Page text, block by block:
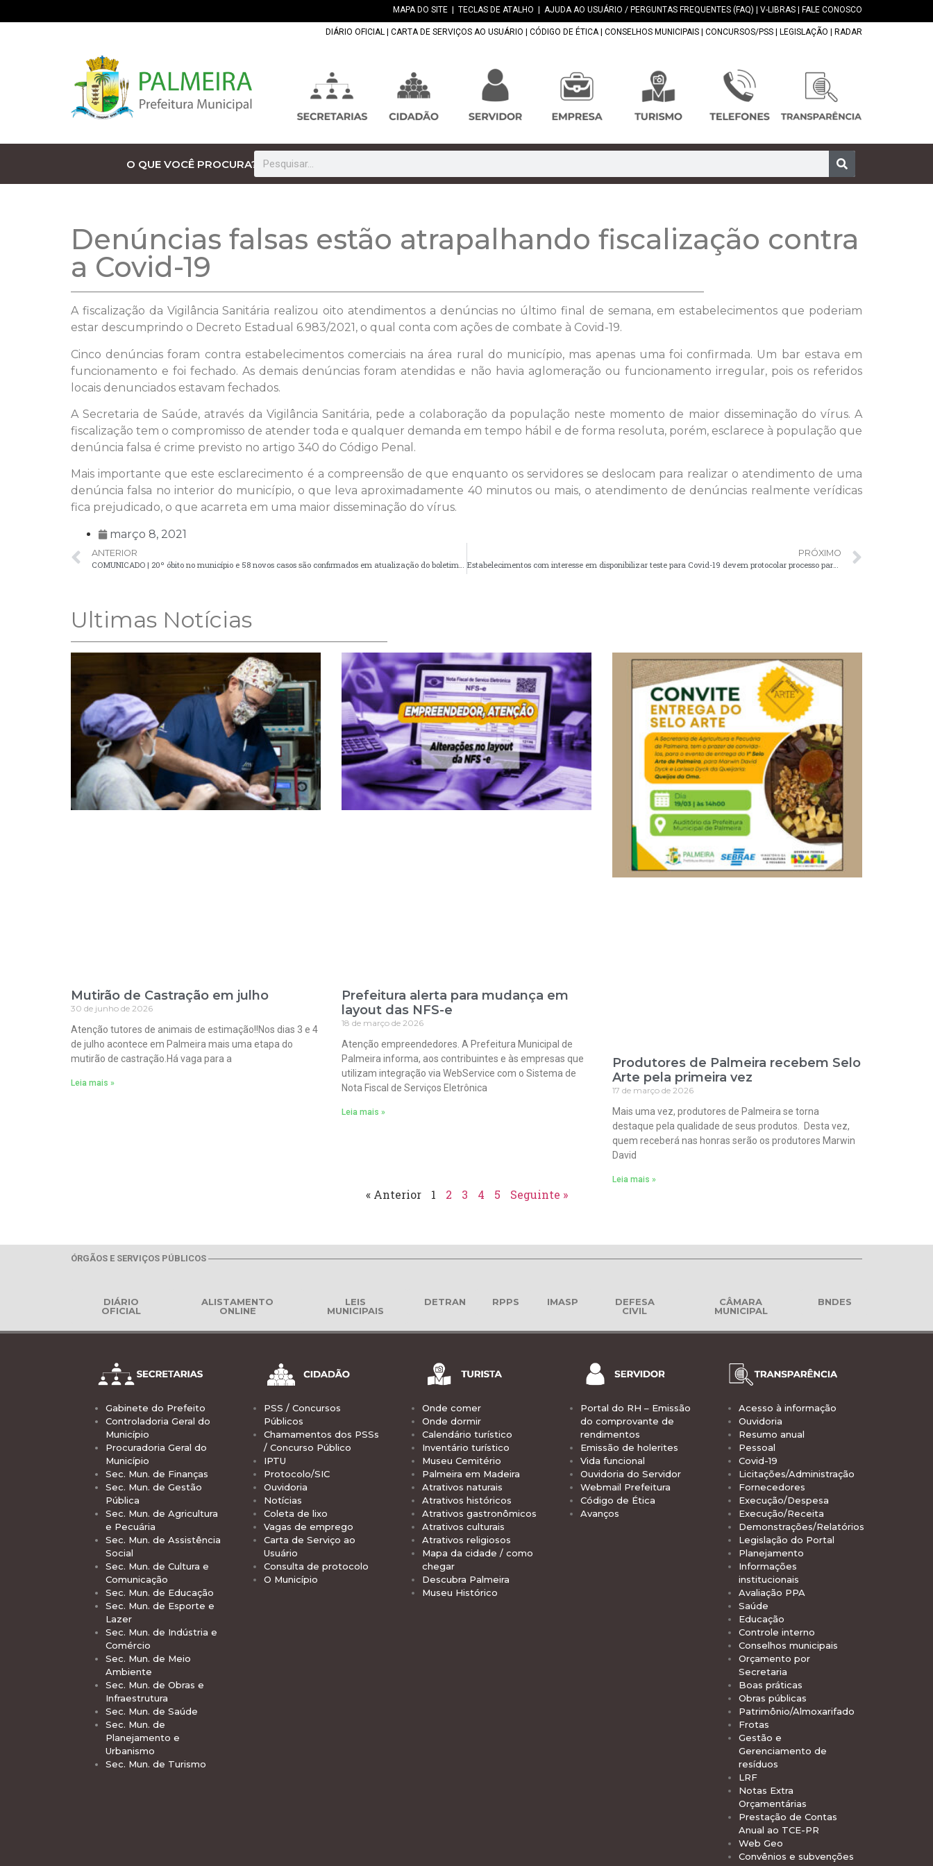
MAPA DO SITE TECLAS DE ATALHO AJUDA AO USUÁRIO / PERGUNTAS FREQUENTES (FAQ) V-LIBRAS FALE CONOSCO
DIÁRIO OFICIAL CARTA DE SERVIÇOS AO USUÁRIO CÓDIGO DE ÉTICA| CONSELHOS MUNICIPAIS CONCURSOS/PSS LEGISLAÇÃO RADAR
O QUE VOCÊ PROCURA?
Denúncias falsas estão atrapalhando fiscalização contra
a Covid-19
A fiscalização da Vigilância Sanitária realizou oito atendimentos a denúncias no último final de semana, em estabelecimentos que poderiam
estar descumprindo o Decreto Estadual 6.983/2021, o qual conta com ações de combate à Covid-19.
Cinco denúncias foram contra estabelecimentos comerciais na área rural do município, mas apenas uma foi confirmada. Um bar estava em
funcionamento e foi fechado. As demais denúncias foram atendidas e não havia aglomeração ou funcionamento irregular, pois os referidos
locais denunciados estavam fechados.
A Secretaria de Saúde, através da Vigilância Sanitária, pede a colaboração da população neste momento de maior disseminação do vírus. A
fiscalização tem o compromisso de atender toda e qualquer demanda em tempo hábil e de forma resoluta, porém, esclarece à população que
denúncia falsa é crime previsto no artigo 340 do Código Penal.
Mais importante que este esclarecimento é a compreensão de que enquanto os servidores se deslocam para realizar o atendimento de uma
denúncia falsa no interior do município, o que leva aproximadamente 40 minutos ou mais, o atendimento de denúncias realmente verídicas
fica prejudicado, o que acarreta em uma maior disseminação do vírus.
março 8, 2021
ANTERIOR
PRÓXIMO
Estabelecimentos com interesse em disponibilizar teste para Covid-19 devem protocolar processo para Vigilância Sanitária
Ultimas Notícias
Mutirão de Castração em julho
30 de junho de 2026
Atenção tutores de animais de estimação!!Nos dias 3 e 4
de julho acontece em Palmeira mais uma etapa do
mutirão de castração.Há vaga para a
Leia mais »
Prefeitura alerta para mudança em
layout das NFS-e
18 de março de 2026
Atenção empreendedores. A Prefeitura Municipal de
Palmeira informa, aos contribuintes e às empresas que
utilizam integração via WebService com o Sistema de
Nota Fiscal de Serviços Eletrônica
Leia mais »
Produtores de Palmeira recebem Selo
Arte pela primeira vez
17 de março de 2026
Mais uma vez, produtores de Palmeira se torna
destaque pela qualidade de seus produtos. Desta vez,
quem receberá nas honras serão os produtores Marwin
David
Leia mais »
« Anterior 1 2 3 4 5 Seguinte »
ÓRGÃOS E SERVIÇOS PÚBLICOS
DIÁRIO
OFICIAL
ALISTAMENTO
ONLINE
LEIS
MUNICIPAIS
DETRAN RPPS IMASP
DEFESA
CIVIL
CÂMARA
MUNICIPAL
BNDES
Gabinete do Prefeito
Controladoria Geral do
Município
Procuradoria Geral do
Município
Sec. Mun. de Finanças
Sec. Mun. de Gestão
Pública
Sec. Mun. de Agricultura
e Pecuária
Sec. Mun. de Assistência
Social
Sec. Mun. de Cultura e
Comunicação
Sec. Mun. de Educação
Sec. Mun. de Esporte e
Lazer
Sec. Mun. de Indústria e
Comércio
Sec. Mun. de Meio
Ambiente
Sec. Mun. de Obras e
Infraestrutura
Sec. Mun. de Saúde
Sec. Mun. de
Planejamento e
Urbanismo
Sec. Mun. de Turismo
PSS / Concursos
Públicos
Chamamentos dos PSSs
/ Concurso Público
IPTU
Protocolo/SIC
Ouvidoria
Notícias
Coleta de lixo
Vagas de emprego
Carta de Serviço ao
Usuário
Consulta de protocolo
O Município
Onde comer
Onde dormir
Calendário turístico
Inventário turístico
Museu Cemitério
Palmeira em Madeira
Atrativos naturais
Atrativos históricos
Atrativos gastronômicos
Atrativos culturais
Atrativos religiosos
Mapa da cidade / como
chegar
Descubra Palmeira
Museu Histórico
Portal do RH – Emissão
do comprovante de
rendimentos
Emissão de holerites
Vida funcional
Ouvidoria do Servidor
Webmail Prefeitura
Código de Ética
Avanços
Acesso à informação
Ouvidoria
Resumo anual
Pessoal
Covid-19
Licitações/Administração
Fornecedores
Execução/Despesa
Execução/Receita
Demonstrações/Relatórios
Legislação do Portal
Planejamento
Informações
institucionais
Avaliação PPA
Saúde
Educação
Controle interno
Conselhos municipais
Orçamento por
Secretaria
Boas práticas
Obras públicas
Patrimônio/Almoxarifado
Frotas
Gestão e
Gerenciamento de
resíduos
LRF
Notas Extra
Orçamentárias
Prestação de Contas
Anual ao TCE-PR
Web Geo
Convênios e subvenções